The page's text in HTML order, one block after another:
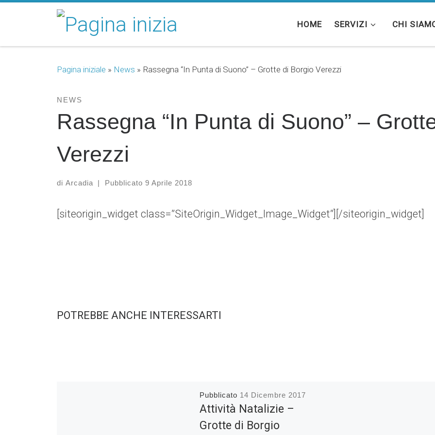
Passa al contenuto
HOME SERVIZI CHI
Pagina iniziale » News » Rassegna “In Punta di Suono” – Grotte di Borgio Verezzi
NEWS
Rassegna “In Punta di Suono” –
Verezzi
di Arcadia | Pubblicato 9 Aprile 2018
[siteorigin_widget class=”SiteOrigin_Widget_Image_Widget”] [/siteorigin_widget]
POTREBBE ANCHE INTERESSARTI
Pubblicato 14 Dicembre 2017
Attività Natalizie –
Grotte di Borgio